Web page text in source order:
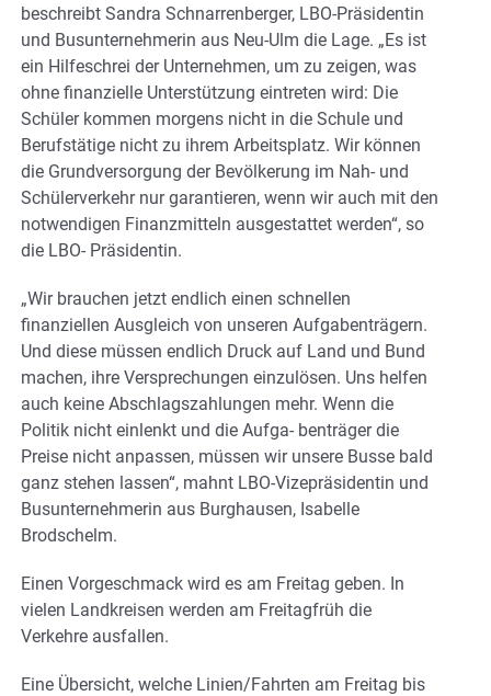
beschreibt Sandra Schnarrenberger, LBO-Präsidentin
und Busunternehmerin aus Neu-Ulm die Lage. „Es ist
ein Hilfeschrei der Unternehmen, um zu zeigen, was
ohne finanzielle Unterstützung eintreten wird: Die
Schüler kommen morgens nicht in die Schule und
Berufstätige nicht zu ihrem Arbeitsplatz. Wir können
die Grundversorgung der Bevölkerung im Nah- und
Schülerverkehr nur garantieren, wenn wir auch mit den
notwendigen Finanzmitteln ausgestattet werden“, so
die LBO- Präsidentin.
„Wir brauchen jetzt endlich einen schnellen
finanziellen Ausgleich von unseren Aufgabenträgern.
Und diese müssen endlich Druck auf Land und Bund
machen, ihre Versprechungen einzulösen. Uns helfen
auch keine Abschlagszahlungen mehr. Wenn die
Politik nicht einlenkt und die Aufga- benträger die
Preise nicht anpassen, müssen wir unsere Busse bald
ganz stehen lassen“, mahnt LBO-Vizepräsidentin und
Busunternehmerin aus Burghausen, Isabelle
Brodschelm.
Einen Vorgeschmack wird es am Freitag geben. In
vielen Landkreisen werden am Freitagfrüh die
Verkehre ausfallen.
Eine Übersicht, welche Linien/Fahrten am Freitag bis